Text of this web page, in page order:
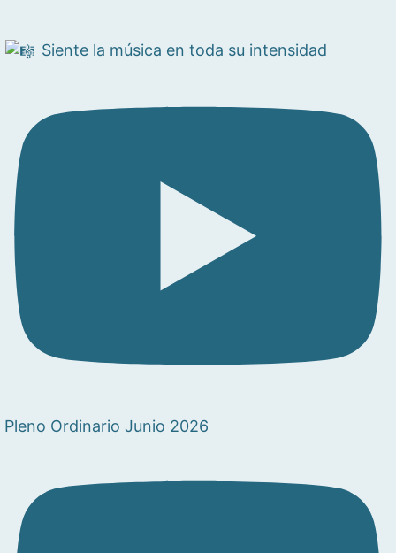
Siente la música en toda su intensidad
Pleno Ordinario Junio 2026